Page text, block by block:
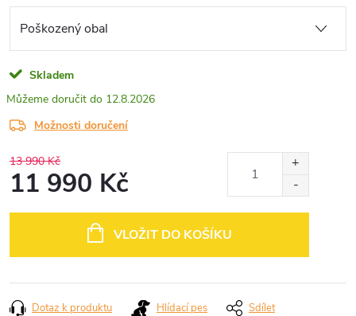
Skladem
12.8.2026
Možnosti doručení
13 990 Kč
11 990 Kč
VLOŽIT DO KOŠÍKU
Dotaz k produktu Hlídací pes Sdílet